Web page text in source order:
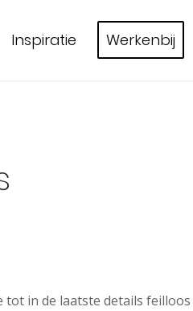
Inspiratie Werkenbij
in de laatste details